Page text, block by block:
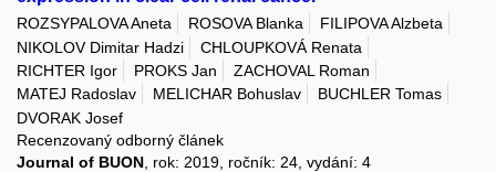
ROZSYPALOVA Aneta ROSOVA Blanka
FILIPOVA Alzbeta
NIKOLOV Dimitar Hadzi
CHLOUPKOVÁ Renata
RICHTER Igor
PROKS Jan
ZACHOVAL Roman
MATEJ Radoslav
MELICHAR Bohuslav
BUCHLER Tomas
DVORAK Josef
Recenzovaný odborný článek
Journal of BUON , rok: 2019, ročník: 24, vydání: 4